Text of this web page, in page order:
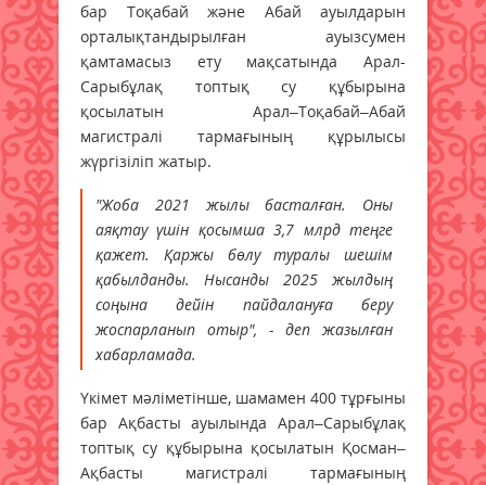
бар Тоқабай және Абай ауылдарын
орталықтандырылған ауызсумен
қамтамасыз ету мақсатында Арал-
Сарыбұлақ топтық су құбырына
қосылатын Арал–Тоқабай–Абай
магистралі тармағының құрылысы
жүргізіліп жатыр.
"Жоба 2021 жылы басталған. Оны
аяқтау үшін қосымша 3,7 млрд теңге
қажет. Қаржы бөлу туралы шешім
қабылданды. Нысанды 2025 жылдың
соңына дейін пайдалануға беру
жоспарланып отыр", - деп жазылған
хабарламада.
Үкімет мәліметінше, шамамен 400 тұрғыны
бар Ақбасты ауылында Арал–Сарыбұлақ
топтық су құбырына қосылатын Қосман–
Ақбасты магистралі тармағының